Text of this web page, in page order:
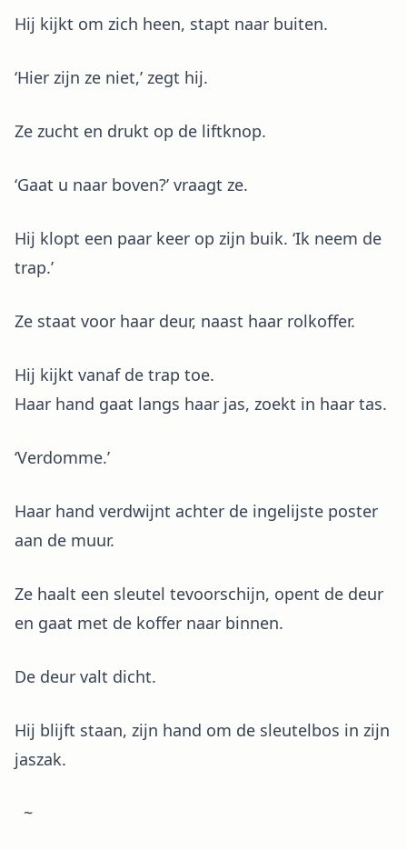
Hij kijkt om zich heen, stapt naar buiten.
‘Hier zijn ze niet,’ zegt hij.
Ze zucht en drukt op de liftknop.
‘Gaat u naar boven?’ vraagt ze.
Hij klopt een paar keer op zijn buik. ‘Ik neem de
trap.’
Ze staat voor haar deur, naast haar rolkoffer.
Hij kijkt vanaf de trap toe.
Haar hand gaat langs haar jas, zoekt in haar tas.
‘Verdomme.’
Haar hand verdwijnt achter de ingelijste poster
aan de muur.
Ze haalt een sleutel tevoorschijn, opent de deur
en gaat met de koffer naar binnen.
De deur valt dicht.
Hij blijft staan, zijn hand om de sleutelbos in zijn
jaszak.
~